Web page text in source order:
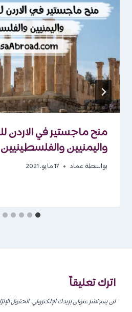
منح ماجستير في الاردن
واليمنيين والفلسطينيين
بواسطة عماد 17 مايو، 2021
اترك تعليقاً
لن يتم نشر عنوان بريدك الإلكتروني.الحقول